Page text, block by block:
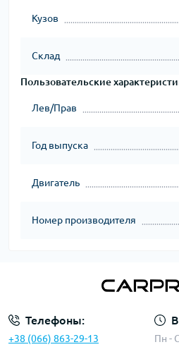
Кузов
Склад
Пользовательские
Лев/Прав
Год выпуска
Двигатель
Номер производителя
Телефоны:
+38 (066) 863-29-13
Пн -